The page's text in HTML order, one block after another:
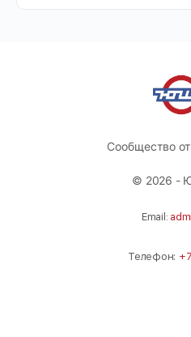
Сообщество
© 2026 -
Email:
Телефон: